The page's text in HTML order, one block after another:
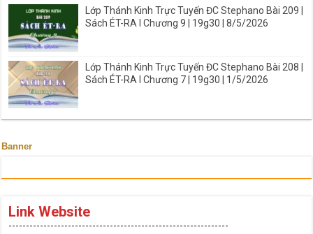
Lớp Thánh Kinh Trực Tuyến ĐC Stephano Bài 209 |
Sách ÉT-RA I Chương 9 | 19g30 | 8/5/2026
Lớp Thánh Kinh Trực Tuyến ĐC Stephano Bài 208 |
Sách ÉT-RA I Chương 7 | 19g30 | 1/5/2026
Banner
Link Website
---------------------------------------------------------------